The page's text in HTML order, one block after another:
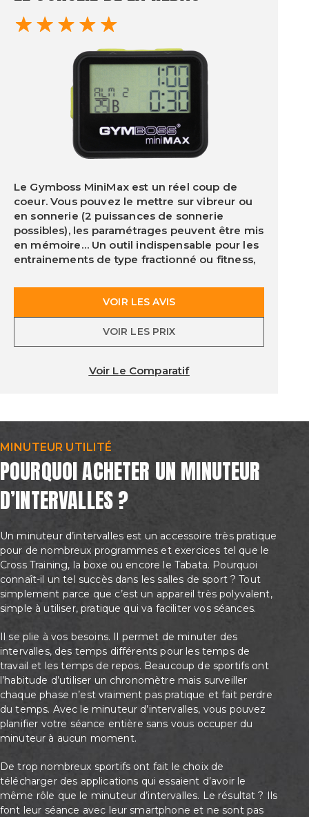
Le Gymboss MiniMax est un réel coup de
coeur. Vous pouvez le mettre sur vibreur ou
en sonnerie (2 puissances de sonnerie
possibles), les paramétrages peuvent être mis
en mémoire… Un outil indispensable pour les
entrainements de type fractionné ou fitness,
VOIR LES AVIS
VOIR LES PRIX
Voir Le Comparatif
MINUTEUR UTILITÉ
POURQUOI ACHETER UN MINUTEUR
D’INTERVALLES ?
Un minuteur d’intervalles est un accessoire très pratique
pour de nombreux programmes et exercices tel que le
Cross Training, la boxe ou encore le Tabata. Pourquoi
connaît-il un tel succès dans les salles de sport ? Tout
simplement parce que c’est un appareil très polyvalent,
simple à utiliser, pratique qui va faciliter vos séances.
Il se plie à vos besoins. Il permet de minuter des
intervalles, des temps différents pour les temps de
travail et les temps de repos. Beaucoup de sportifs ont
l’habitude d’utiliser un chronomètre mais surveiller
chaque phase n’est vraiment pas pratique et fait perdre
du temps. Avec le minuteur d’intervalles, vous pouvez
planifier votre séance entière sans vous occuper du
minuteur à aucun moment.
De trop nombreux sportifs ont fait le choix de
télécharger des applications qui essaient d’avoir le
même rôle que le minuteur d’intervalles. Le résultat ? Ils
font leur séance avec leur smartphone et ne sont pas